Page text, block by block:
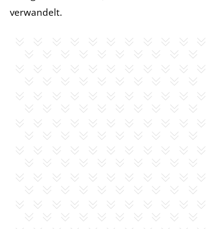
verwandelt.